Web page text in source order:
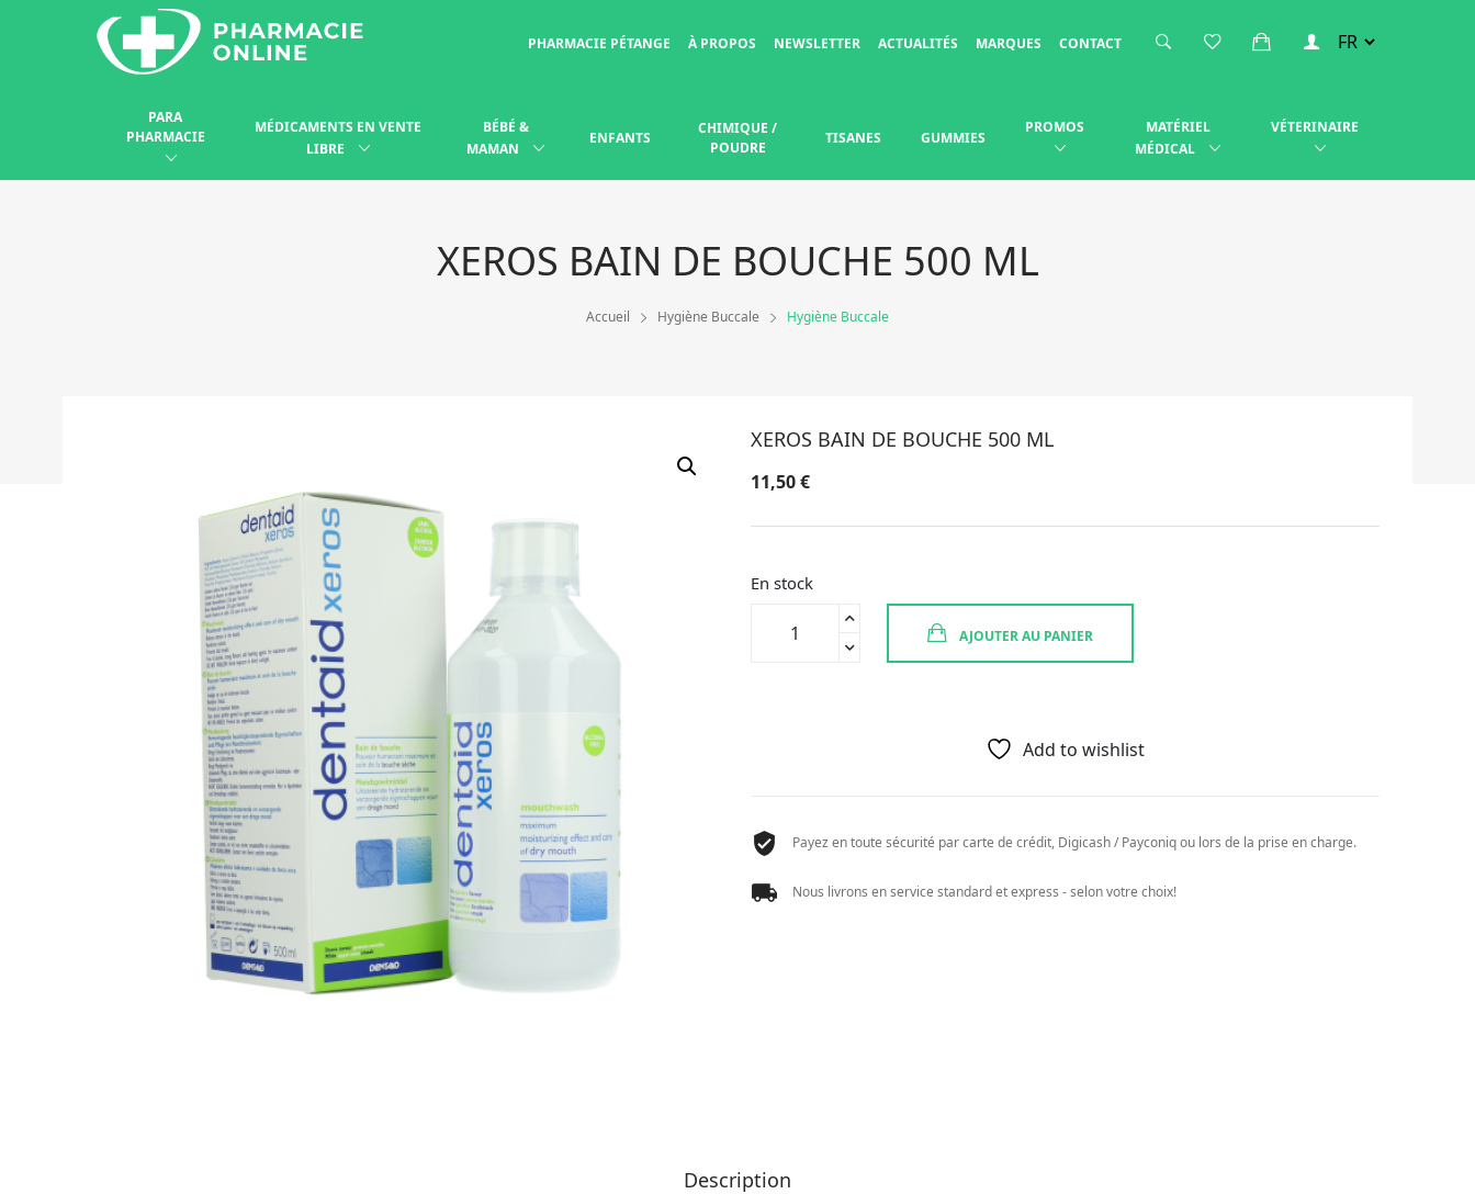
PHARMACIE PÉTANGE À PROPOS NEWSLETTER ACTUALITÉS MARQUES CONTACT
PARA
PHARMACIE
MÉDICAMENTS EN VENTE
LIBRE
BÉBÉ &
MAMAN
ENFANTS
CHIMIQUE /
POUDRE
TISANES GUMMIES
PROMOS
MATÉRIEL
MÉDICAL
VÉTERINAIRE
XEROS BAIN DE BOUCHE 500 ML
Accueil Hygiène Buccale Hygiène Buccale
XEROS BAIN DE BOUCHE 500 ML
11,50€
En stock
AJOUTER AU PANIER
Add to wishlist
Payez en toute sécurité par carte de crédit, Digicash / Payconiq ou lors de la prise en charge.
Nous livrons en service standard et express - selon votre choix!
Description